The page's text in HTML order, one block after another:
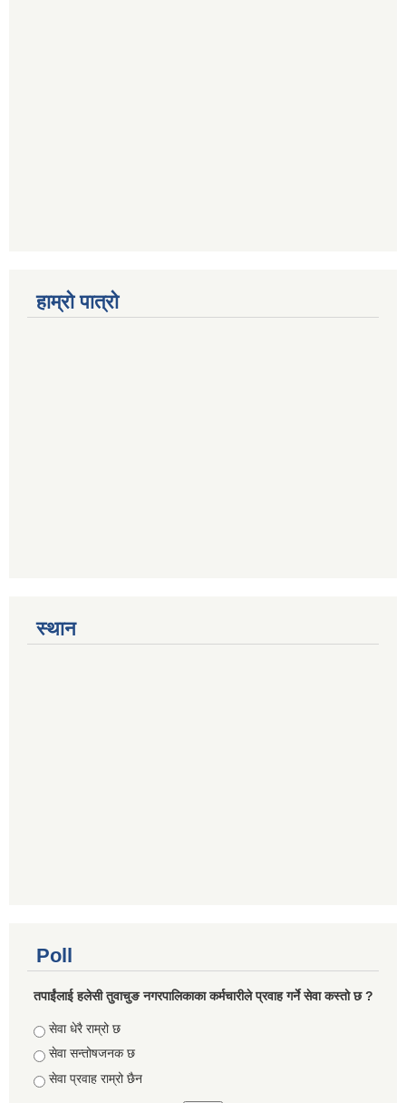
हाम्रो पात्रो
स्थान
Poll
तपाईंलाई हलेसी तुवाचुङ नगरपालिकाका कर्मचारीले प्रवाह गर्ने सेवा कस्तो छ ?
Choices
सेवा धेरै राम्रो छ
सेवा सन्तोषजनक छ
सेवा प्रवाह राम्रो छैन